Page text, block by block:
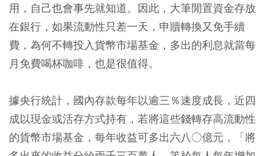
用，自己也會事先就知道。因此，大筆閒置資金存放
在銀行，如果流動性只差一天，申贖轉換又免手續
費，為何不轉投入貨幣市場基金，多出的利息就當每
月免費喝杯咖啡，也是很值得。
據央行統計，國內存款每年以逾三％速度成長，近四
成以現金或活存方式持有，若將這些錢轉存高流動性
的貨幣市場基金，每年收益可多出六八○億元，「將